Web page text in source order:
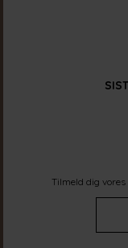
Tilmeld dig